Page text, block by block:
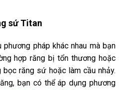
sứ Titan
pháp khác nhau mà bạn
hợp răng bị tổn thương hoặc
răng sứ hoặc làm cầu nhảy.
bạn có thể áp dụng phương